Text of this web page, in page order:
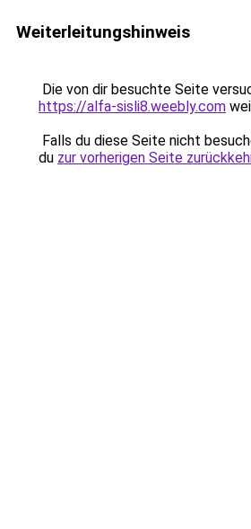
Weiterleitungshinweis
Die von dir besuchte Seite
https://alfa-sisli8.weebly.com
Falls du diese Seite nicht
du zur vorherigen Seite